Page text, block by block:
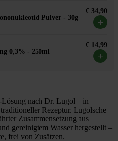
Pulver - 30g
€ 34,90
+
0,3% - 250ml
€ 14,99
+
nach Dr. Lugol – in
Rezeptur. Lugolsche
Zusammensetzung aus
gereinigtem Wasser hergestellt –
frei von Zusätzen.